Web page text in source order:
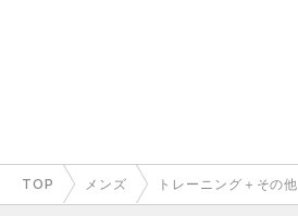
TOP メンズ トレーニング＋その他